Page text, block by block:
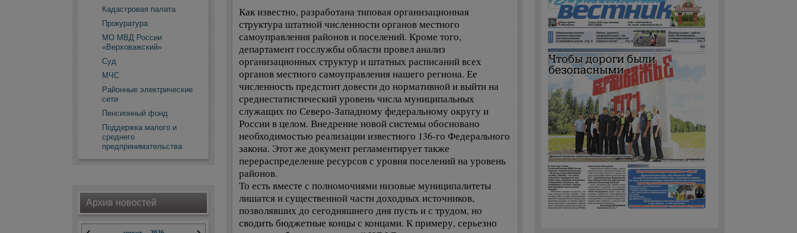
Кадастровая палата
Прокуратура
МО МВД России
«Верховажский»
Суд
МЧС
Районные электрические
сети
Пенсионный фонд
Поддержка малого и
среднего
предпринимательства
Архив новостей
Как известно, разработана типовая организационная
структура штатной численности органов местного
самоуправления районов и поселений. Кроме того,
департамент госслужбы области провел анализ
организационных структур и штатных расписаний всех
органов местного самоуправления нашего региона. Ее
численность предстоит довести до нормативной и выйти на
среднестатистический уровень числа муниципальных
служащих по Северо-Западному федеральному округу и
России в целом. Внедрение новой системы обосновано
необходимостью реализации известного 136-го Федерального
закона. Этот же документ регламентирует также
перераспределение ресурсов с уровня поселений на уровень
районов.
То есть вместе с полномочиями низовые муниципалитеты
лишатся и существенной части доходных источников,
позволявших до сегодняшнего дня пусть и с трудом, но
сводить бюджетные концы с концами. К примеру, серьезно